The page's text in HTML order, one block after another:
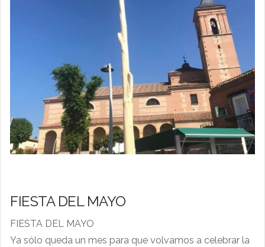
FIESTA DEL MAYO
FIESTA DEL MAYO
Ya sólo queda un mes para que volvamos a celebrar la